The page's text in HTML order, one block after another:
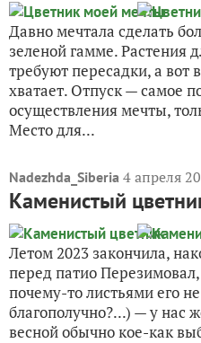
Давно мечтала сделать
зеленой гамме. Растения
требуют пересадки, а вот
хватает. Отпуск — самое
осуществления мечты,
Место для...
Nadezhda_Siberia 4 апреля
Каменистый
Летом 2023 закончила,
перед патио
почему-то листьями его
благополучно?...) — у нас
весной обычно кое-как